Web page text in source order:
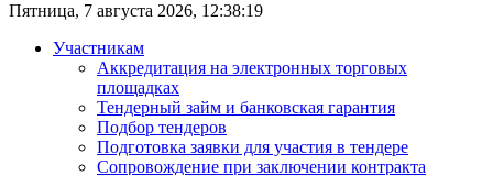
Пятница, 7 августа 2026, 12:38:19
Участникам
Аккредитация на электронных торговых
площадках
Тендерный займ и банковская гарантия
Подбор тендеров
Подготовка заявки для участия в тендере
Сопровождение при заключении контракта